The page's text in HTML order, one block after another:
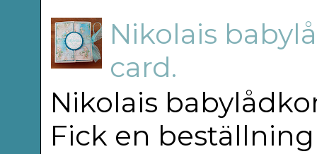
Nikolais
card.
Nikolais
Fick en